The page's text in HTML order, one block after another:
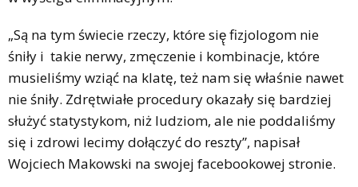
„Są na tym świecie rzeczy, które się̨ fizjologom nie
śniły i takie nerwy, zmęczenie i kombinacje, które
musieliśmy wziąć na klatę, też nam się właśnie nawet
nie śniły. Zdrętwiałe procedury okazały się bardziej
służyć statystykom, niż ludziom, ale nie poddaliśmy
się i zdrowi lecimy dołączyć do reszty”, napisał
Wojciech Makowski na swojej facebookowej stronie.